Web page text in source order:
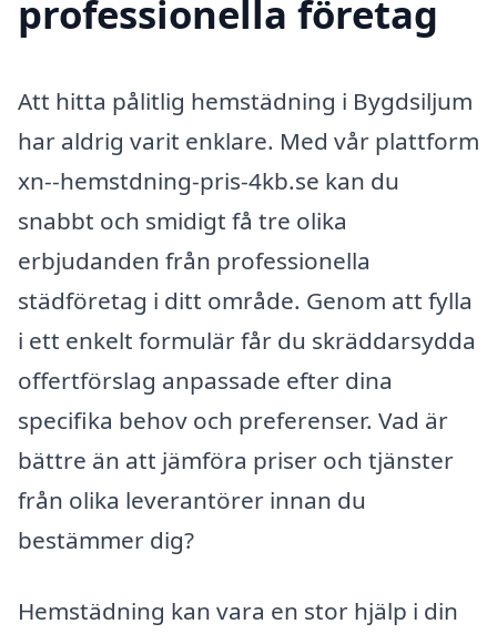
professionella företag
Att hitta pålitlig hemstädning i Bygdsiljum
har aldrig varit enklare. Med vår plattform
xn--hemstdning-pris-4kb.se kan du
snabbt och smidigt få tre olika
erbjudanden från professionella
städföretag i ditt område. Genom att fylla
i ett enkelt formulär får du skräddarsydda
offertförslag anpassade efter dina
specifika behov och preferenser. Vad är
bättre än att jämföra priser och tjänster
från olika leverantörer innan du
bestämmer dig?
Hemstädning kan vara en stor hjälp i din